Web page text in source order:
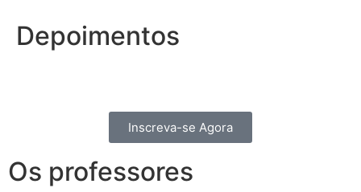
Depoimentos
Inscreva-se Agora
Os professores